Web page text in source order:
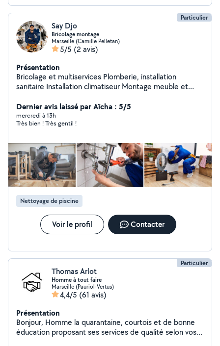
mon maximum pour vous aider.
Particulier
Say Djo
Bricolage montage
Marseille (Camille Pelletan)
5/5 (2 avis)
Présentation
Bricolage et multiservices Plomberie, installation
sanitaire Installation climatiseur Montage meuble et
Installer des plafonniers Fixer miroir mur Fixation support
TV mural Accrocher des tableaux au mur Fixer des
étagères Installation de force de placard Enlever et
carrelage de salle de bain Boucher les trous dans les
murs Réparation une e fissure murale Changer un
robinet, Pose de barre de douche Changer des
poignées de porte
Dernier avis laissé par Aïcha : 5/5
mercredi à 13h
Très bien ! Très gentil !
Nettoyage de piscine
Voir le profil Contacter
Particulier
Thomas Arlot
Homme à tout faire
Marseille (Pauriol-Vertus)
4,4/5 (61 avis)
Présentation
Bonjour, Homme la quarantaine, courtois et de bonne
éducation proposant ses services de qualité selon vos